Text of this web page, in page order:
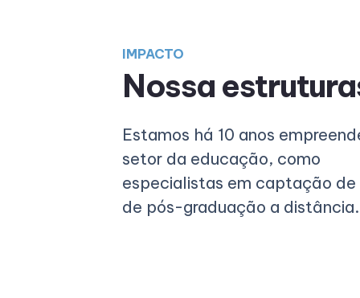
IMPACTO
Nossa
Estamos há 10 anos
setor da educação, como
especialistas em captação de
de pós-graduação a distância.